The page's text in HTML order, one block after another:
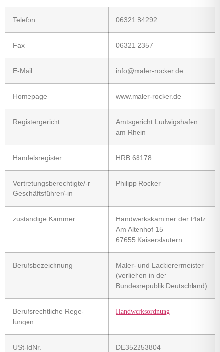
Telefon 06321 84292
Fax 06321 2357
E-Mail info@maler-rocker.de
Homepage www.maler-rocker.de
Registergericht
Amtsgericht Ludwigshafen
am Rhein
Handelsregister HRB 68178
Vertretungs­berechtigte/-r
Geschäfts­führer/-in
Philipp Rocker
zuständige Kammer
Handwerkskammer der Pfalz
Am Altenhof 15
67655 Kaiserslautern
Berufs­bezeichnung
Maler- und Lackierermeister
(verliehen in der
Bundesrepublik Deutschland)
Berufs­rechtliche Rege­
lungen
Handwerksordnung
USt-IdNr. DE352253804